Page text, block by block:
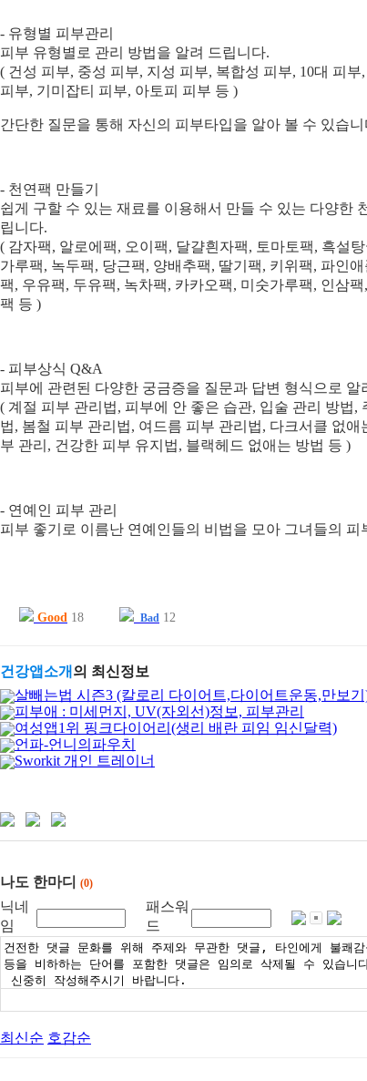
- 유형별 피부관리
피부 유형별로 관리 방법을 알려 드립니다.
( 건성 피부, 중성 피부, 지성 피부, 복합성 피부, 10대 피
피부, 기미잡티 피부, 아토피 피부 등 )
간단한 질문을 통해 자신의 피부타입을 알아 볼 수 있습니
- 천연팩 만들기
쉽게 구할 수 있는 재료를 이용해서 만들 수 있는 다양한
립니다.
( 감자팩, 알로에팩, 오이팩, 달걀흰자팩, 토마토팩, 흑설
가루팩, 녹두팩, 당근팩, 양배추팩, 딸기팩, 키위팩, 파인
팩, 우유팩, 두유팩, 녹차팩, 카카오팩, 미숫가루팩, 인삼
팩 등 )
- 피부상식 Q&A
피부에 관련된 다양한 궁금증을 질문과 답변 형식으로 알
( 계절 피부 관리법, 피부에 안 좋은 습관, 입술 관리 방법
법, 봄철 피부 관리법, 여드름 피부 관리법, 다크서클 없
부 관리, 건강한 피부 유지법, 블랙헤드 없애는 방법 등 )
- 연예인 피부 관리
피부 좋기로 이름난 연예인들의 비법을 모아 그녀들의 피
Good 18 Bad 12
건강앱소개 의 최신정보
살빼는법 시즌3 (칼로리 다이어트,다이어트운동,만보
피부애 : 미세먼지, UV(자외선)정보, 피부관리
여성앱1위 핑크다이어리(생리 배란 피임 임신달력)
언파-언니의파우치
Sworkit 개인 트레이너
나도 한마디 (0)
닉네
임
패스워
드
최신순 호감순